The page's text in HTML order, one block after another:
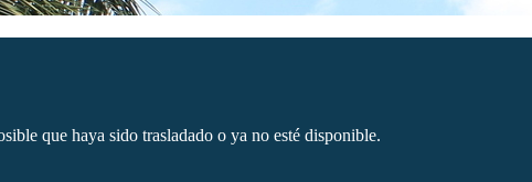
que haya sido trasladado o ya no esté disponible.